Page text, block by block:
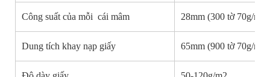
Công suất của mỗi cái mâm 28mm (300 tờ 70g/m2)
Dung tích khay nạp giấy 65mm (900 tờ 70g/m2)